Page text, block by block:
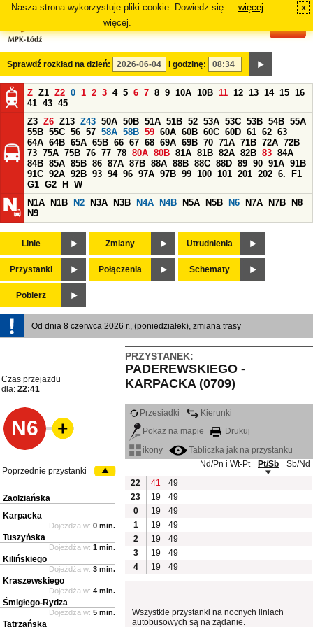
Nasza strona wykorzystuje pliki cookie. Dowiedz się
więcej.
więcej x
Sprawdź rozkład na dzień: i godzinę:
Z Z1 Z2 0 1 2 3 4 5 6 7 8 9 10A 10B 11 12 13 14 15 16
41 43 45
Z3 Z6 Z13 Z43 50A 50B 51A 51B 52 53A 53C 53B 54B 55A
55B 55C 56 57 58A 58B 59 60A 60B 60C 60D 61 62 63
64A 64B 65A 65B 66 67 68 69A 69B 70 71A 71B 72A 72B
73 75A 75B 76 77 78 80A 80B 81A 81B 82A 82B 83 84A
84B 85A 85B 86 87A 87B 88A 88B 88C 88D 89 90 91A 91B
91C 92A 92B 93 94 96 97A 97B 99 100 101 201 202 6.
F1
G1 G2 H
W
N1A
N1B N2 N3A N3B N4A N4B N5A N5B N6 N7A N7B
N8
N9
Linie Zmiany Utrudnienia
Przystanki Połączenia Schematy
Pobierz
Od dnia 8 czerwca 2026 r., (poniedziałek), zmiana trasy
PRZYSTANEK:
PADEREWSKIEGO -
KARPACKA (0709)
Czas przejazdu
dla: 22:41
N6
Przesiadki
Kierunki
Pokaż na mapie
Drukuj
ikony
Tabliczka jak na przystanku
Nd/Pn i Wt-Pt
Pt/Sb
Sb/Nd
22
41
49
23
19
49
0
19
49
1
19
49
2
19
49
3
19
49
4
19 49
Wszystkie przystanki na nocnych liniach
autobusowych są na żądanie.
Poprzednie przystanki
Zaolziańska
Karpacka
Dojeżdża w: 0 min.
Tuszyńska
Dojeżdża w: 1 min.
Kilińskiego
Dojeżdża w: 3 min.
Kraszewskiego
Dojeżdża w: 4 min.
Śmigłego-Rydza
Dojeżdża w: 5 min.
Tatrzańska